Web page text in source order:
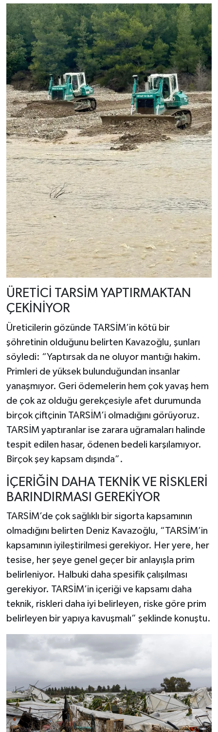
ÜRETİCİ TARSİM YAPTIRMAKTAN
ÇEKİNİYOR
Üreticilerin gözünde TARSİM’in kötü bir
şöhretinin olduğunu belirten Kavazoğlu, şunları
söyledi: “Yaptırsak da ne oluyor mantığı hakim.
Primleri de yüksek bulunduğundan insanlar
yanaşmıyor. Geri ödemelerin hem çok yavaş hem
de çok az olduğu gerekçesiyle afet durumunda
birçok çiftçinin TARSİM’i olmadığını görüyoruz.
TARSİM yaptıranlar ise zarara uğramaları halinde
tespit edilen hasar, ödenen bedeli karşılamıyor.
Birçok şey kapsam dışında”.
İÇERİĞİN DAHA TEKNİK VE RİSKLERİ
BARINDIRMASI GEREKİYOR
TARSİM’de çok sağlıklı bir sigorta kapsamının
olmadığını belirten Deniz Kavazoğlu, “TARSİM’in
kapsamının iyileştirilmesi gerekiyor. Her yere, her
tesise, her şeye genel geçer bir anlayışla prim
belirleniyor. Halbuki daha spesifik çalışılması
gerekiyor. TARSİM’in içeriği ve kapsamı daha
teknik, riskleri daha iyi belirleyen, riske göre prim
belirleyen bir yapıya kavuşmalı” şeklinde konuştu.